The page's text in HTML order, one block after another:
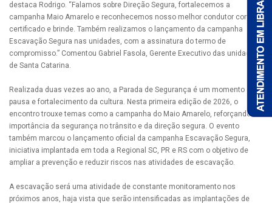
destaca Rodrigo. “Falamos sobre Direção Segura, fortalecemos a
campanha Maio Amarelo e reconhecemos nosso melhor condutor com
certificado e brinde. Também realizamos o lançamento da campanha
Escavação Segura nas unidades, com a assinatura do termo de
compromisso.” Comentou Gabriel Fasola, Gerente Executivo das unidades
de Santa Catarina.
Realizada duas vezes ao ano, a Parada de Segurança é um momento de
pausa e fortalecimento da cultura. Nesta primeira edição de 2026, o
encontro trouxe temas como a campanha do Maio Amarelo, reforçando a
importância da segurança no trânsito e da direção segura. O evento
também marcou o lançamento oficial da campanha Escavação Segura,
iniciativa implantada em toda a Regional SC, PR e RS com o objetivo de
ampliar a prevenção e reduzir riscos nas atividades de escavação.
A escavação será uma atividade de constante monitoramento nos
próximos anos, haja vista que serão intensificadas as implantações de